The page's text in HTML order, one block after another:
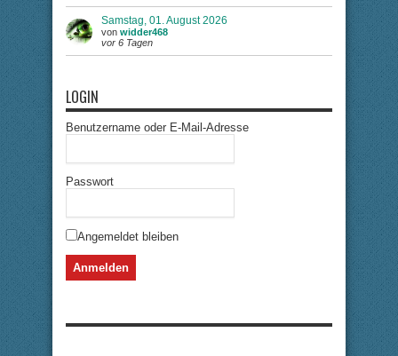
Samstag, 01. August 2026
von widder468
vor 6 Tagen
LOGIN
Benutzername oder E-Mail-Adresse
Passwort
Angemeldet bleiben